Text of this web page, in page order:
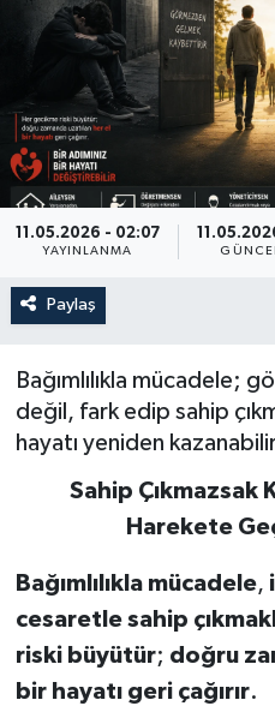
11.05.2026 - 02:07
YAYINLANMA
Paylaş
Bağımlılıkla mücadele;
değil, fark edip sahip
hayatı yeniden
Sahip Çıkmazsak
Harekete
Bağımlılıkla mücadele,
cesaretle sahip
riski büyütür; doğru
bir hayatı geri çağırır.